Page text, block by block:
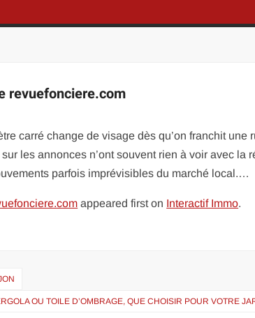
revuefonciere.com
carré change de visage dès qu’on franchit une
les annonces n’ont souvent rien à voir avec la
parfois imprévisibles du marché local.…
appeared first on Interactif Immo.
OU TOILE D’OMBRAGE, QUE CHOISIR POUR VOTRE